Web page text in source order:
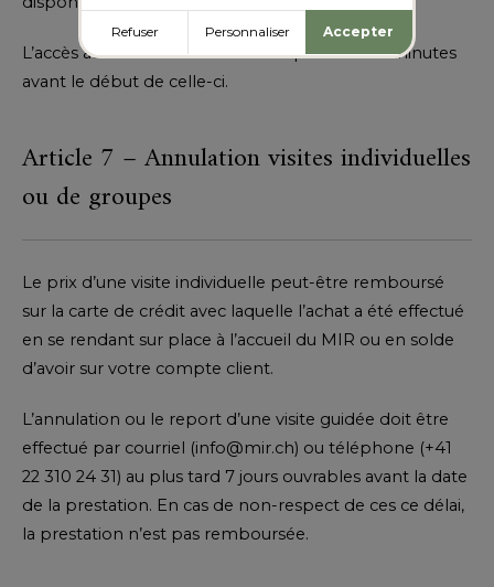
L’accès aux conférences se fait au plus tard 15 minutes
avant le début de celle-ci.
Article 7 – Annulation visites individuelles
ou de groupes
Le prix d’une visite individuelle peut-être remboursé
sur la carte de crédit avec laquelle l’achat a été effectué
en se rendant sur place à l’accueil du MIR ou en solde
d’avoir sur votre compte client.
L’annulation ou le report d’une visite guidée doit être
effectué par courriel (info@mir.ch) ou téléphone (+41
22 310 24 31) au plus tard 7 jours ouvrables avant la date
de la prestation. En cas de non-respect de ces ce délai,
la prestation n’est pas remboursée.
Refuser Personnaliser Accepter